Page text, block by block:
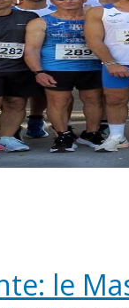
le